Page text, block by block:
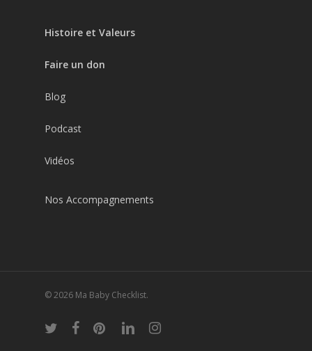
Histoire et Valeurs
Faire un don
Blog
Podcast
Vidéos
Nos Accompagnements
© 2026 Ma Baby Checklist.
twitter facebookpinterestlinkedininstagram